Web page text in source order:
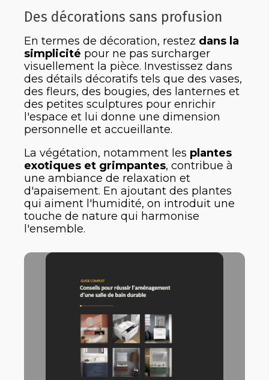
Des décorations sans profusion
En termes de décoration, restez dans la
simplicité pour ne pas surcharger
visuellement la pièce. Investissez dans
des détails décoratifs tels que des vases,
des fleurs, des bougies, des lanternes et
des petites sculptures pour enrichir
l'espace et lui donne une dimension
personnelle et accueillante.
La végétation, notamment les plantes
exotiques et grimpantes, contribue à
une ambiance de relaxation et
d'apaisement. En ajoutant des plantes
qui aiment l'humidité, on introduit une
touche de nature qui harmonise
l'ensemble.